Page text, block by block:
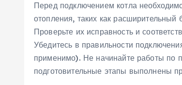
Перед подключением котла
отопления, таких как расширительный
Проверьте их исправность и
Убедитесь в правильности
применимо). Не начинайте работы по
подготовительные этапы выполнены